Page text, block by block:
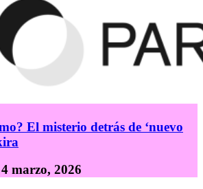
El misterio detrás de ‘nuevo
4 marzo, 2026